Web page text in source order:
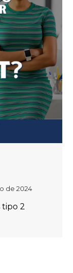
de 2024
tipo 2